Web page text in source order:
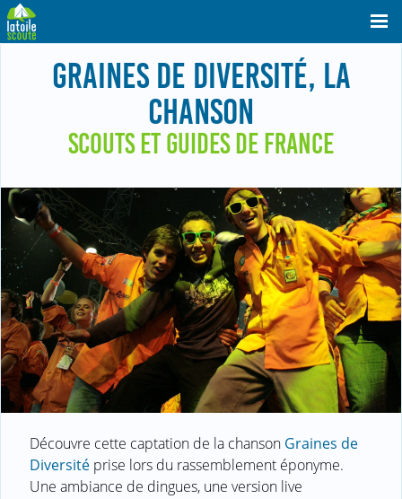
GRAINES DE DIVERSITÉ, LA
CHANSON
SCOUTS ET GUIDES DE FRANCE
Découvre cette captation de la chanson Graines de
Diversité prise lors du rassemblement éponyme.
Une ambiance de dingues, une version live